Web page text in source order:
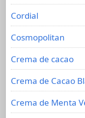
Cordial
Cosmopolitan
Crema de cacao
Crema de Cacao
Crema de Menta